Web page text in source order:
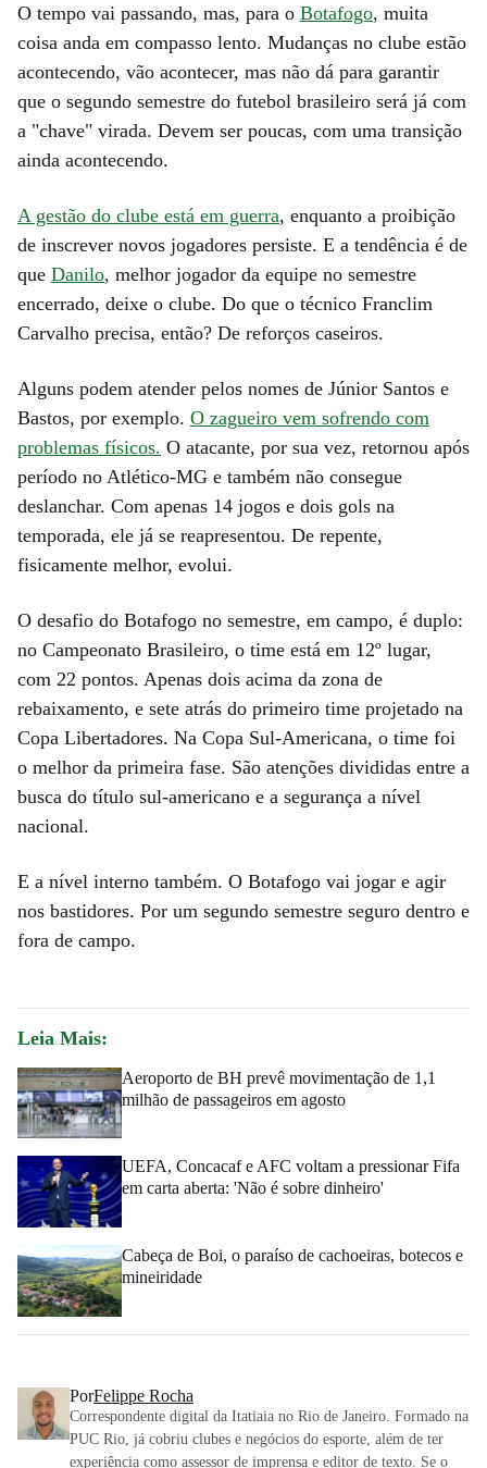
O tempo vai passando, mas, para o Botafogo, muita
coisa anda em compasso lento. Mudanças no clube estão
acontecendo, vão acontecer, mas não dá para garantir
que o segundo semestre do futebol brasileiro será já com
a "chave" virada. Devem ser poucas, com uma transição
ainda acontecendo.
A gestão do clube está em guerra, enquanto a proibição
de inscrever novos jogadores persiste. E a tendência é de
que Danilo, melhor jogador da equipe no semestre
encerrado, deixe o clube. Do que o técnico Franclim
Carvalho precisa, então? De reforços caseiros.
Alguns podem atender pelos nomes de Júnior Santos e
Bastos, por exemplo. O zagueiro vem sofrendo com
problemas físicos. O atacante, por sua vez, retornou após
período no Atlético-MG e também não consegue
deslanchar. Com apenas 14 jogos e dois gols na
temporada, ele já se reapresentou. De repente,
fisicamente melhor, evolui.
O desafio do Botafogo no semestre, em campo, é duplo:
no Campeonato Brasileiro, o time está em 12º lugar,
com 22 pontos. Apenas dois acima da zona de
rebaixamento, e sete atrás do primeiro time projetado na
Copa Libertadores. Na Copa Sul-Americana, o time foi
o melhor da primeira fase. São atenções divididas entre a
busca do título sul-americano e a segurança a nível
nacional.
E a nível interno também. O Botafogo vai jogar e agir
nos bastidores. Por um segundo semestre seguro dentro e
fora de campo.
Leia Mais:
Aeroporto de BH prevê movimentação de 1,1
milhão de passageiros em agosto
UEFA, Concacaf e AFC voltam a pressionar Fifa
em carta aberta: 'Não é sobre dinheiro'
Cabeça de Boi, o paraíso de cachoeiras, botecos e
mineiridade
PorFelippe Rocha
Correspondente digital da Itatiaia no Rio de Janeiro. Formado na
PUC Rio, já cobriu clubes e negócios do esporte, além de ter
experiência como assessor de imprensa e editor de texto. Se o